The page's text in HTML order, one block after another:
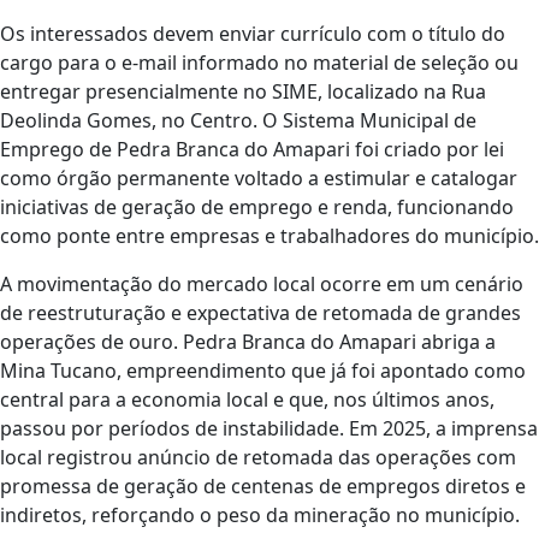
Os interessados devem enviar currículo com o título do
cargo para o e-mail informado no material de seleção ou
entregar presencialmente no SIME, localizado na Rua
Deolinda Gomes, no Centro. O Sistema Municipal de
Emprego de Pedra Branca do Amapari foi criado por lei
como órgão permanente voltado a estimular e catalogar
iniciativas de geração de emprego e renda, funcionando
como ponte entre empresas e trabalhadores do município.
A movimentação do mercado local ocorre em um cenário
de reestruturação e expectativa de retomada de grandes
operações de ouro. Pedra Branca do Amapari abriga a
Mina Tucano, empreendimento que já foi apontado como
central para a economia local e que, nos últimos anos,
passou por períodos de instabilidade. Em 2025, a imprensa
local registrou anúncio de retomada das operações com
promessa de geração de centenas de empregos diretos e
indiretos, reforçando o peso da mineração no município.